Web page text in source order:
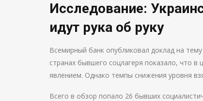
Исследование:
идут рука об руку
Всемирный банк опубликовал доклад на
странах бывшего соцлагеря показало, что
явлением. Однако темпы снижения уровня
Всего в обзор попало 26 бывших